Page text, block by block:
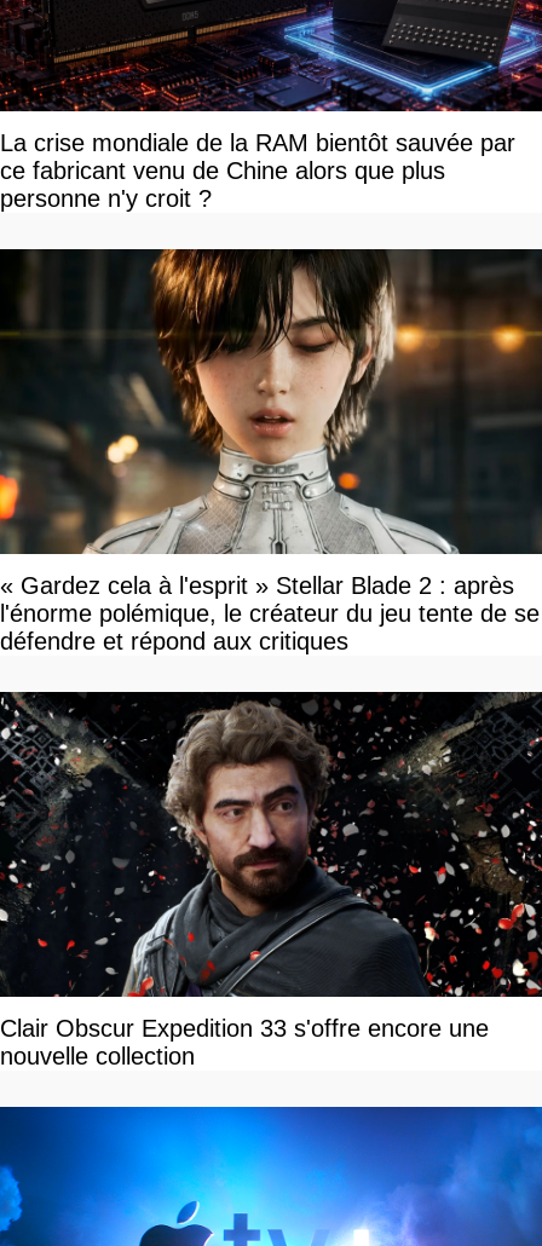
La crise mondiale de la RAM bientôt sauvée par
ce fabricant venu de Chine alors que plus
personne n'y croit ?
« Gardez cela à l'esprit » Stellar Blade 2 : après
l'énorme polémique, le créateur du jeu tente de se
défendre et répond aux critiques
Clair Obscur Expedition 33 s'offre encore une
nouvelle collection